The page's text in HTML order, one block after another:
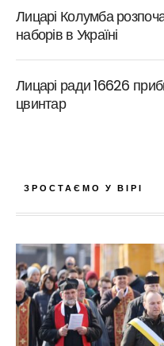
Лицарі Колумба
наборів в Україні
Лицарі ради 16626
цвинтар
ЗРОСТАЄМО У ВІРІ